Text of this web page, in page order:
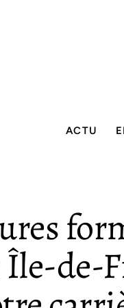
ACTU
de-